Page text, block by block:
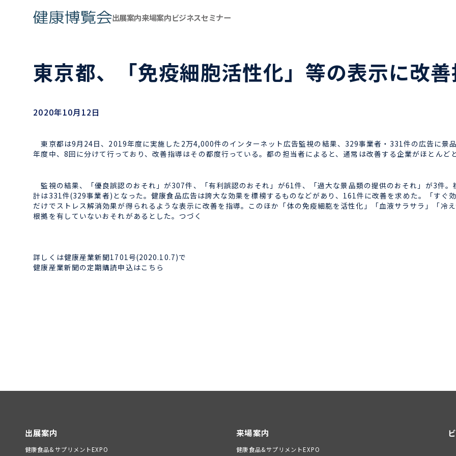
出展案内来場案内ビジネスセミナー
東京都、「免疫細胞活性化」等の表示に改
2020年10月12日
東京都は9月24日、2019年度に実施した2万4,000件のインターネット広告監視の結果、329事業者・331件の広告に景
年度中、8回に分けて行っており、改善指導はその都度行っている。都の担当者によると、通常は改善する企業がほとんどと
監視の結果、「優良誤認のおそれ」が307件、「有利誤認のおそれ」が61件、「過大な景品類の提供のおそれ」が3件
計は331件(329事業者)となった。健康食品広告は誇大な効果を標榜するものなどがあり、161件に改善を求めた。「すぐ
だけでストレス解消効果が得られるような表示に改善を指導。このほか「体の免疫細胞を活性化」「血液サラサラ」「冷
根拠を有していないおそれがあるとした。つづく
詳しくは健康産業新聞1701号(2020.10.7)で
健康産業新聞の定期購読申込はこちら
出展案内
健康食品&サプリメントEXPO
来場案内
健康食品&サプリメントEXPO